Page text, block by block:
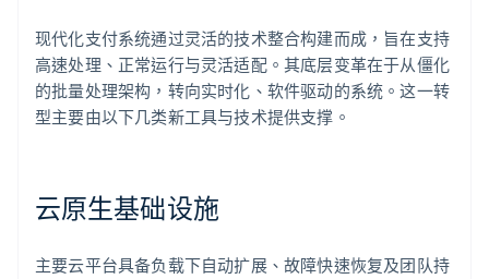
现代化支付系统通过灵活的技术整合构建而成，旨在支持
高速处理、正常运行与灵活适配。其底层变革在于从僵化
的批量处理架构，转向实时化、软件驱动的系统。这一转
型主要由以下几类新工具与技术提供支撑。
云原生基础设施
主要云平台具备负载下自动扩展、故障快速恢复及团队持